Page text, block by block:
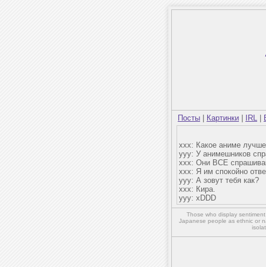
Посты Картинки IRL
xxx: Какое аниме
yyy: У анимешников
xxx: Они ВСЕ
xxx: Я им спокойно
yyy: А зовут тебя как?
ххх: Кира.
yyy: xDDD
Those who display
Japanese people as ethnic or